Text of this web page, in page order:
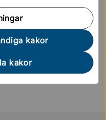
kakor
kakor
sidan dig?